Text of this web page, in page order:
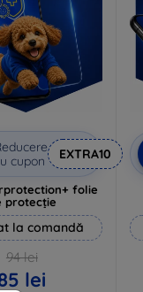
cupon
EXTRA10
folie
protecție
la comandă
94 lei
lei